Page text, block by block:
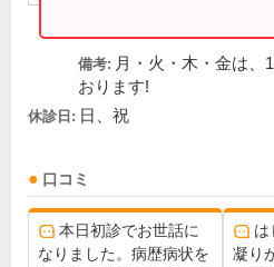
備考: 月・火・木・金は、
おります!
休診日: 日、祝
口コミ
本日初診でお世話に
なりました。病歴病状を
は
凝り